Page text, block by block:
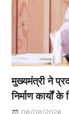
मुख्यमंत्री ने
निर्माण कार्यों
08/08/2026